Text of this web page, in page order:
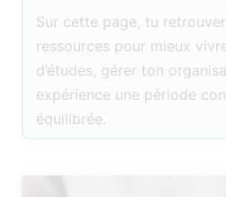
Sur cette page, tu
ressources pour mieux
d’études, gérer ton
expérience une période
équilibrée.